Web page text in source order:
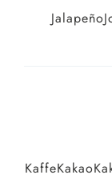
Jalapeño
KaffeKakao